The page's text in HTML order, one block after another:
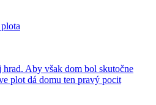
Aby však dom bol skutočne
plot dá domu ten pravý pocit